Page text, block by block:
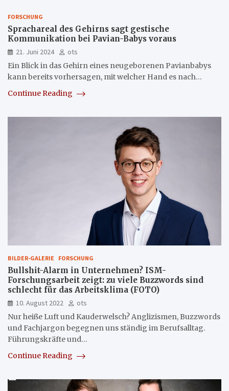
FORSCHUNG
Sprachareal des Gehirns sagt gestische
Kommunikation bei Pavian-Babys voraus
21. Juni 2024
ots
Ein Blick in das Gehirn eines neugeborenen Pavianbabys
kann bereits vorhersagen, mit welcher Hand es nach…
Continue Reading
BILDER-GALERIE FORSCHUNG
Bullshit-Alarm in Unternehmen? ISM-
Forschungsarbeit zeigt: zu viele Buzzwords sind
schlecht für das Arbeitsklima (FOTO)
10. August 2022
ots
Nur heiße Luft und Kauderwelsch? Anglizismen, Buzzwords
und Fachjargon begegnen uns ständig im Berufsalltag.
Führungskräfte und…
Continue Reading